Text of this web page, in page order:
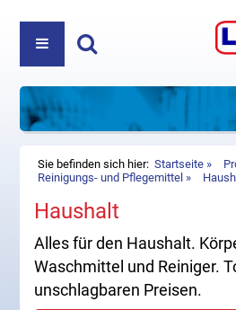
PRODUKTE
REINIGUNGS- UND PFLEGEMITTEL
KOSMETIK
ZUBEHÖR
HAUSHALT
ÜBER UNS
DIREKTVERKAUF
KONTAKT
Lienekampf GmbH & Co. KG
Oerlinghauser Str. 52
D-32107 Bad Salzuflen
+49 (5222) 980 35-0
Fax +49 (5222) 980 35-20
(5222) 980 35-0
Sie befinden sich hier:Startseite
Reinigungs- und Pflegemittel
Haushalt
Alles für den Haushalt.
Waschmittel und Reiniger.
unschlagbaren Preisen.